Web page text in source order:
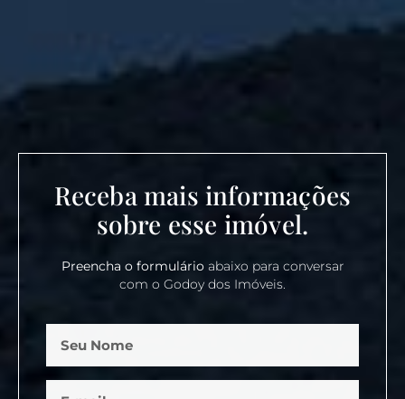
Receba mais informações
sobre esse imóvel.
Preencha o formulárioabaixo para conversar
com o Godoy dos Imóveis.